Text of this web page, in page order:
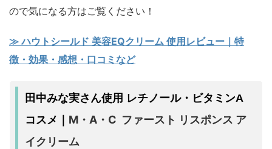
ので気になる方はご覧ください！
≫ ハウトシールド 美容EQクリーム 使用レビュー｜特
徴・効果・感想・口コミなど
田中みな実さん使用 レチノール・ビタミンA
コスメ｜ M・A・C ファースト リスポンス ア
イクリーム